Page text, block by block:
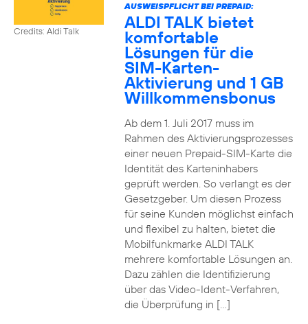
Credits: Aldi Talk
AUSWEISPFLICHT BEI PREPAID:
ALDI TALK bietet
komfortable
Lösungen für die
SIM-Karten-
Aktivierung und 1 GB
Willkommensbonus
Ab dem 1. Juli 2017 muss im
Rahmen des Aktivierungsprozesses
einer neuen Prepaid-SIM-Karte die
Identität des Karteninhabers
geprüft werden. So verlangt es der
Gesetzgeber. Um diesen Prozess
für seine Kunden möglichst einfach
und flexibel zu halten, bietet die
Mobilfunkmarke ALDI TALK
mehrere komfortable Lösungen an.
Dazu zählen die Identifizierung
über das Video-Ident-Verfahren,
die Überprüfung in […]